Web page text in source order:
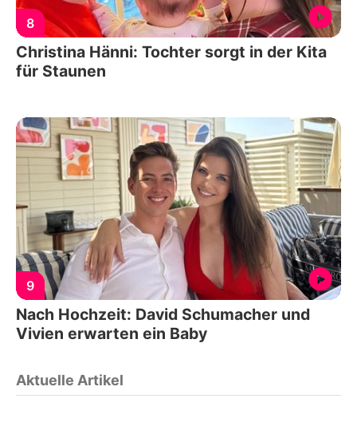
8
Christina Hänni: Tochter sorgt in der Kita
für Staunen
9
Nach Hochzeit: David Schumacher und
Vivien erwarten ein Baby
Aktuelle Artikel